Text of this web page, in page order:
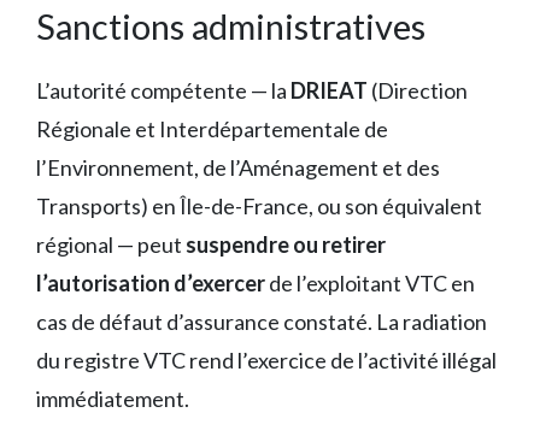
Sanctions administratives
L’autorité compétente — la DRIEAT (Direction
Régionale et Interdépartementale de
l’Environnement, de l’Aménagement et des
Transports) en Île-de-France, ou son équivalent
régional — peut suspendre ou retirer
l’autorisation d’exercerde l’exploitant VTC en
cas de défaut d’assurance constaté. La radiation
du registre VTC rend l’exercice de l’activité illégal
immédiatement.